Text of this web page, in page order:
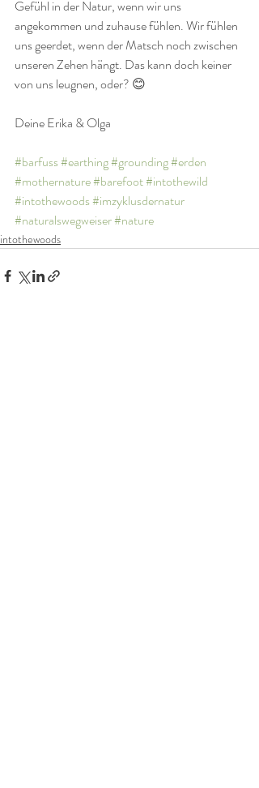
Gefühl in der Natur, wenn wir uns
angekommen und zuhause fühlen. Wir fühlen
uns geerdet, wenn der Matsch noch zwischen
unseren Zehen hängt. Das kann doch keiner
von uns leugnen, oder? 😊
Deine Erika & Olga
#barfuss#earthing#grounding#erden
#mothernature#barefoot#intothewild
#intothewoods#imzyklusdernatur
#naturalswegweiser#nature
intothewoods